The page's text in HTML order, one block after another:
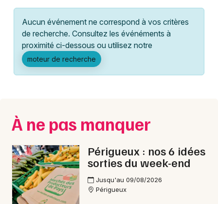
Manifestations
Foires & salons
Sports
Soirées
Sorties famille
Expos
Lyon
Marseille
Mulhouse
Montpellier
Paris
Strasbourg
Toulouse
Toutes les villes
Aucun événement ne correspond à vos critères
de recherche. Consultez les événéments à
proximité ci-dessous ou utilisez notre
moteur de recherche
À ne pas manquer
Périgueux : nos 6 idées
sorties du week-end
Jusqu'au 09/08/2026
Périgueux